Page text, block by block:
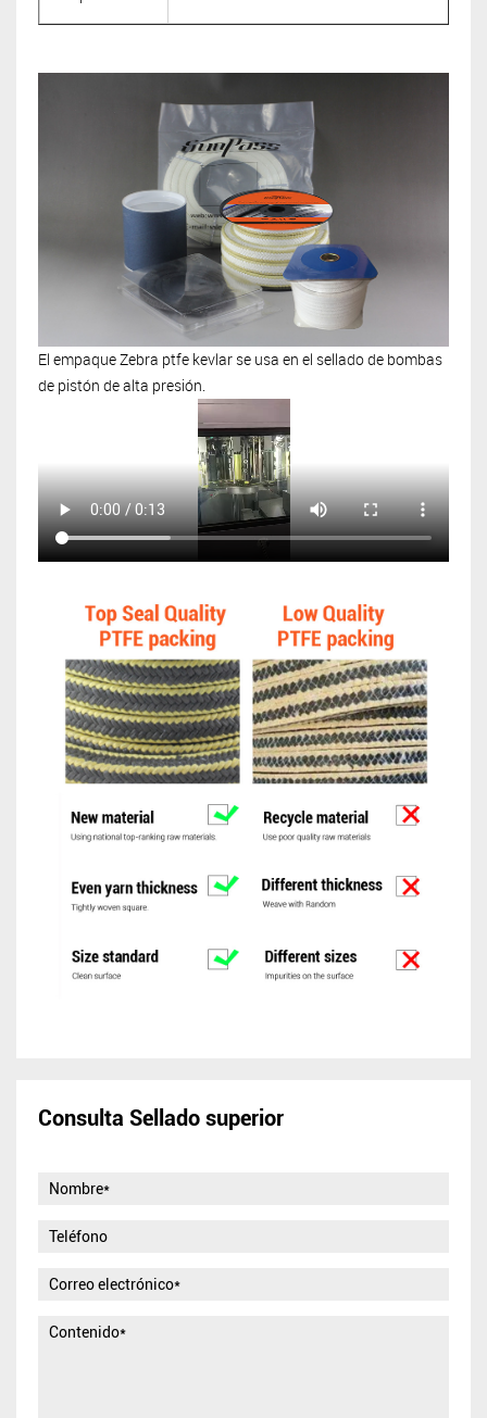
El empaque Zebra ptfe kevlar se usa en el sellado de bombas
de pistón de alta presión.
Consulta Sellado superior